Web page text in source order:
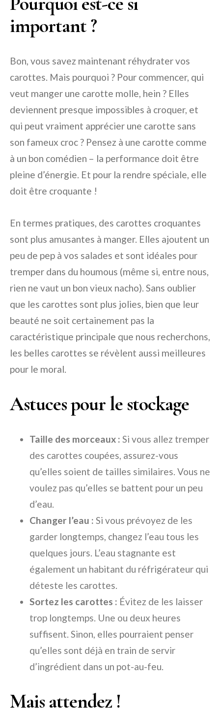
important ?
Bon, vous savez maintenant réhydrater vos
carottes. Mais pourquoi ? Pour commencer, qui
veut manger une carotte molle, hein ? Elles
deviennent presque impossibles à croquer, et
qui peut vraiment apprécier une carotte sans
son fameux croc ? Pensez à une carotte comme
à un bon comédien – la performance doit être
pleine d’énergie. Et pour la rendre spéciale, elle
doit être croquante !
En termes pratiques, des carottes croquantes
sont plus amusantes à manger. Elles ajoutent un
peu de pep à vos salades et sont idéales pour
tremper dans du houmous (même si, entre nous,
rien ne vaut un bon vieux nacho). Sans oublier
que les carottes sont plus jolies, bien que leur
beauté ne soit certainement pas la
caractéristique principale que nous recherchons,
les belles carottes se révèlent aussi meilleures
pour le moral.
Astuces pour le stockage
Taille des morceaux : Si vous allez tremper
des carottes coupées, assurez-vous
qu’elles soient de tailles similaires. Vous ne
voulez pas qu’elles se battent pour un peu
d’eau.
Changer l’eau : Si vous prévoyez de les
garder longtemps, changez l’eau tous les
quelques jours. L’eau stagnante est
également un habitant du réfrigérateur qui
déteste les carottes.
Sortez les carottes : Évitez de les laisser
trop longtemps. Une ou deux heures
suffisent. Sinon, elles pourraient penser
qu’elles sont déjà en train de servir
d’ingrédient dans un pot-au-feu.
Mais attendez !